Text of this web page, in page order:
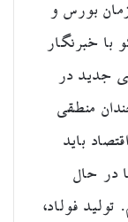
بورس و
با خبرنگار
جدید در
منطقی
باید
در حال
فولاد،